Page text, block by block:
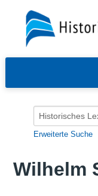
Erweiterte Suche
Wilhelm